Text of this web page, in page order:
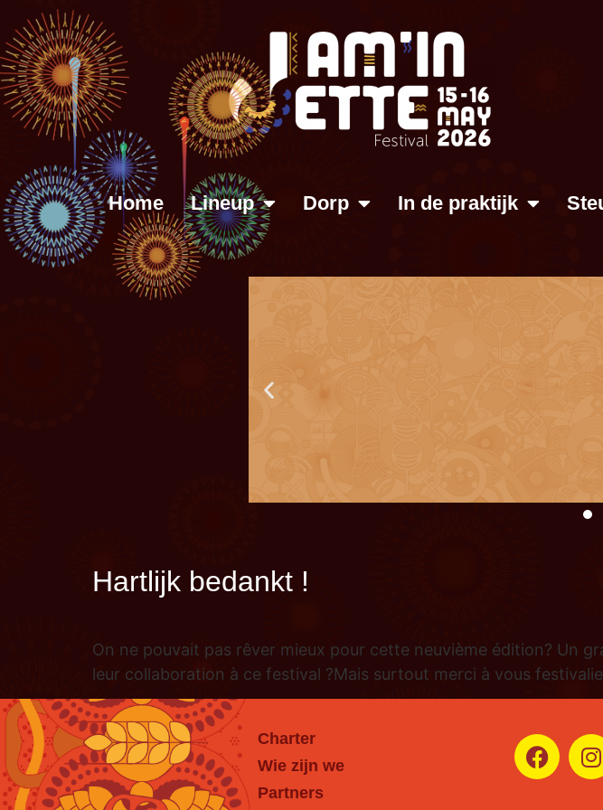
Home Lineup Dorp In de praktijk
Hartlijk bedankt !
On ne pouvait pas rêver mieux pour cette neuvième édition? Un
leur collaboration à ce festival ?Mais surtout merci à vous
Charter
Wie zijn we
Partners